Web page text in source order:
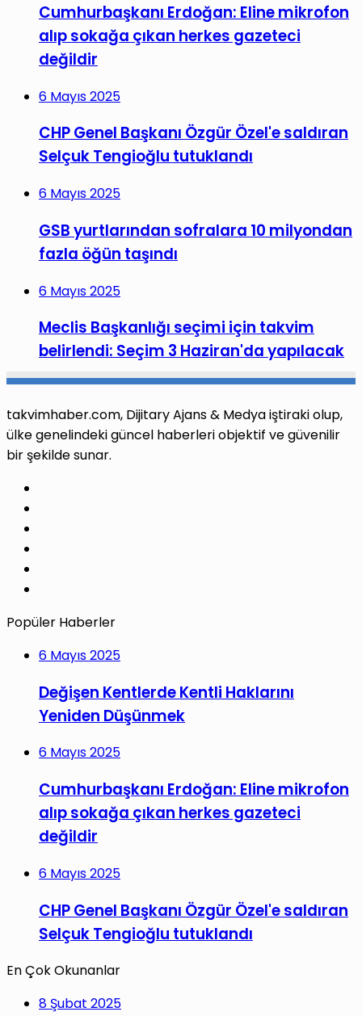
Cumhurbaşkanı Erdoğan: Eline mikrofon
alıp sokağa çıkan herkes gazeteci
değildir
6 Mayıs 2025
CHP Genel Başkanı Özgür Özel'e saldıran
Selçuk Tengioğlu tutuklandı
6 Mayıs 2025
GSB yurtlarından sofralara 10 milyondan
fazla öğün taşındı
6 Mayıs 2025
Meclis Başkanlığı seçimi için takvim
belirlendi: Seçim 3 Haziran'da yapılacak
takvimhaber.com, Dijitary Ajans & Medya iştiraki olup,
ülke genelindeki güncel haberleri objektif ve güvenilir
bir şekilde sunar.
Popüler Haberler
6 Mayıs 2025
Değişen Kentlerde Kentli Haklarını
Yeniden Düşünmek
6 Mayıs 2025
Cumhurbaşkanı Erdoğan: Eline mikrofon
alıp sokağa çıkan herkes gazeteci
değildir
6 Mayıs 2025
CHP Genel Başkanı Özgür Özel'e saldıran
Selçuk Tengioğlu tutuklandı
En Çok Okunanlar
8 Şubat 2025